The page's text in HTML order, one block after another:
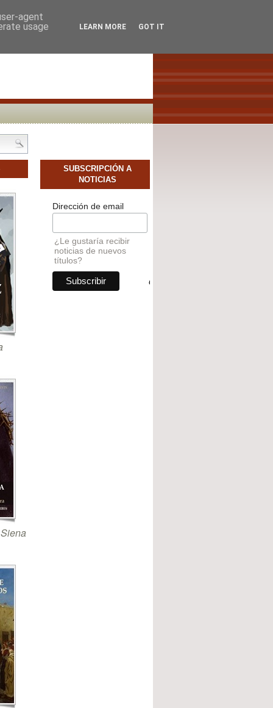
AUTORES NOVELES
SUBSCRIPCIÓN A
NOTICIAS
Dirección de email
¿Le gustaría recibir
noticias de nuevos
títulos?
agent
usage
LEARN MORE GOT IT